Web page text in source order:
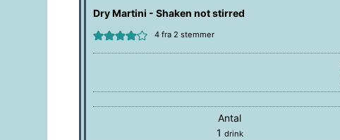
Dry Martini - Shaken not stirred
4fra 2 stemmer
Antal
1 drink